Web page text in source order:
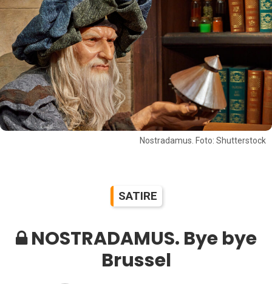
Nostradamus. Foto: Shutterstock
SATIRE
NOSTRADAMUS. Bye bye
Brussel